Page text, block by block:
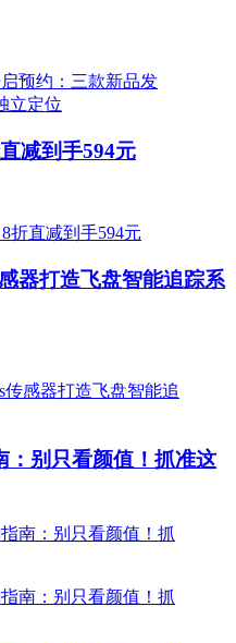
减到手594元
器打造飞盘智能追踪系
：别只看颜值！抓准这